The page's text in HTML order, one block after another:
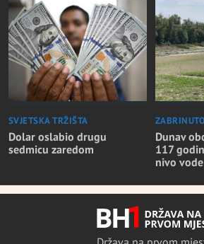
SVJETSKA TRŽIŠTA
Dolar oslabio drugu
sedmicu zaredom
Dunav
117
nivo vode